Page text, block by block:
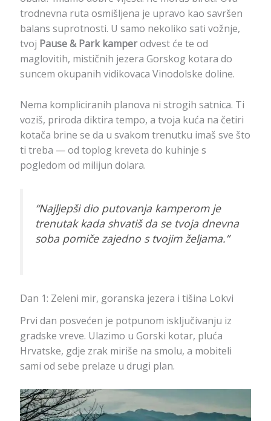
trodnevna ruta osmišljena je upravo kao savršen
balans suprotnosti. U samo nekoliko sati vožnje,
tvoj Pause & Park kamperodvest će te od
maglovitih, mističnih jezera Gorskog kotara do
suncem okupanih vidikovaca Vinodolske doline.
Nema kompliciranih planova ni strogih satnica. Ti
voziš, priroda diktira tempo, a tvoja kuća na četiri
kotača brine se da u svakom trenutku imaš sve što
ti treba — od toplog kreveta do kuhinje s
pogledom od milijun dolara.
“Najljepši dio putovanja kamperom je
trenutak kada shvatiš da se tvoja dnevna
soba pomiče zajedno s tvojim željama.”
Dan 1: Zeleni mir, goranska jezera i tišina Lokvi
Prvi dan posvećen je potpunom isključivanju iz
gradske vreve. Ulazimo u Gorski kotar, pluća
Hrvatske, gdje zrak miriše na smolu, a mobiteli
sami od sebe prelaze u drugi plan.